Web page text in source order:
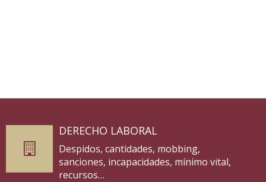
DERECHO LABORAL
Despidos, cantidades, mobbing,
sanciones, incapacidades, mínimo vital,
recursos…